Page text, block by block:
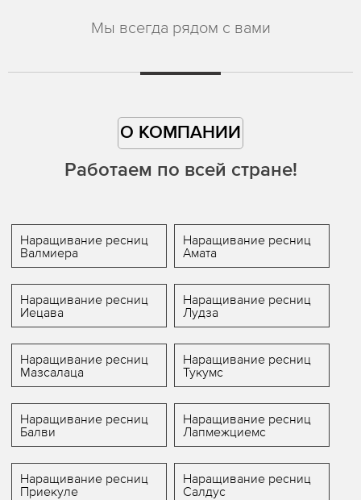
Мы всегда рядом с вами
О КОМПАНИИ
Работаем по всей стране!
Наращивание ресниц
Валмиера
Наращивание ресниц
Амата
Наращивание ресниц
Иецава
Наращивание ресниц
Лудза
Наращивание ресниц
Мазсалаца
Наращивание ресниц
Тукумс
Наращивание ресниц
Балви
Наращивание ресниц
Лапмежциемс
Наращивание ресниц
Приекуле
Наращивание ресниц
Салдус